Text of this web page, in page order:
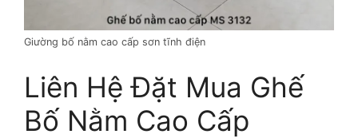
Giường bố nằm cao cấp sơn tĩnh điện
Liên Hệ Đặt Mua Ghế
Bố Nằm Cao Cấp